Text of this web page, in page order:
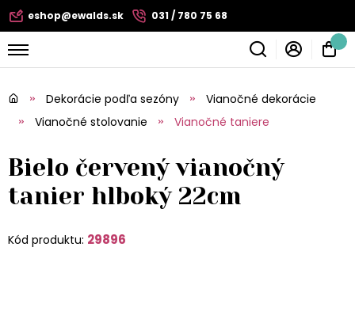
eshop@ewalds.sk 031 / 780 75 68
Dekorácie podľa sezóny
Vianočné dekorácie
Vianočné stolovanie
Vianočné taniere
Bielo červený vianočný
tanier hlboký 22cm
Kód produktu: 29896